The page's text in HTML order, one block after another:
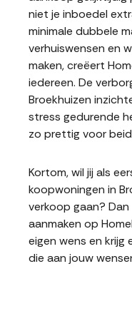
niet je inboedel
minimale dubbele
verhuiswensen en
maken, creëert
iedereen. De
Broekhuizen
stress gedurende
zo prettig voor
Kortom, wil jij als
koopwoningen in
verkoop gaan?
aanmaken op
eigen wens en krijg
die aan jouw